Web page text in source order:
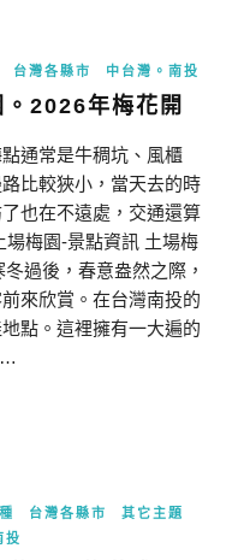
台灣各縣市 中台灣。南投
2026年梅花開
通常是牛稠坑、風櫃
比較狹小，當天去的時
也在不遠處，交通還算
梅園-景點資訊 土場梅
過後，春意盎然之際，
來欣賞。在台灣南投的
點。這裡擁有一大遍的
台灣各縣市
其它主題
投